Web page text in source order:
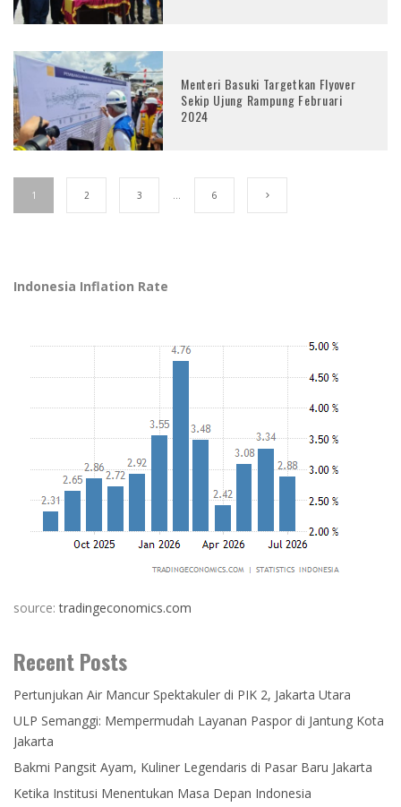
Menteri Basuki Targetkan Flyover
Sekip Ujung Rampung Februari
2024
1 2 3 … 6
Indonesia Inflation Rate
source:tradingeconomics.com
Recent Posts
Pertunjukan Air Mancur Spektakuler di PIK 2, Jakarta Utara
ULP Semanggi: Mempermudah Layanan Paspor di Jantung Kota
Jakarta
Bakmi Pangsit Ayam, Kuliner Legendaris di Pasar Baru Jakarta
Ketika Institusi Menentukan Masa Depan Indonesia